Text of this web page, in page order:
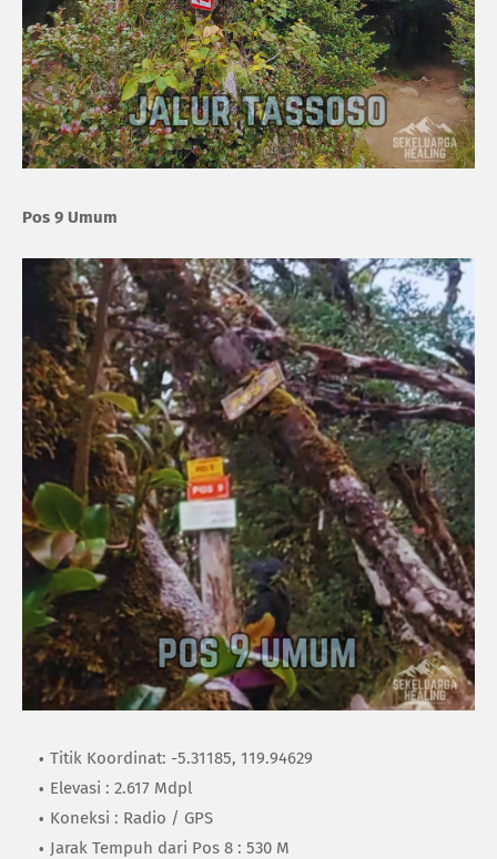
Pos 9 Umum
Titik Koordinat: -5.31185, 119.94629
Elevasi : 2.617 Mdpl
Koneksi : Radio / GPS
Jarak Tempuh dari Pos 8 : 530 M